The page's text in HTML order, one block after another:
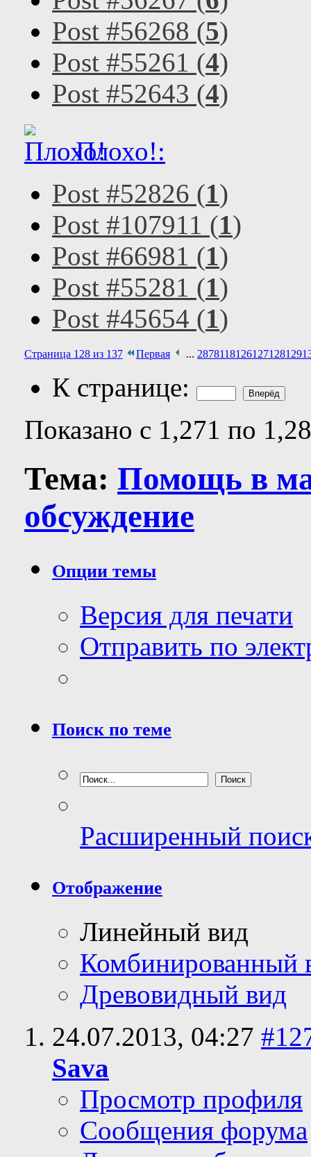
Post #56268 (5)
Post #55261 (4)
Post #52643 (4)
Плохо!:
Post #52826 (1)
Post #107911 (1)
Post #66981 (1)
Post #55281 (1)
Post #45654 (1)
Страница 128 из 137 Первая ... 2878118126127128129
К странице:
Показано с 1,271 по
Тема: Помощь в
обсуждение
Опции темы
Версия для печати
Отправить по
Поиск по теме
Расширенный
Отображение
Линейный вид
Комбинированный
Древовидный вид
24.07.2013, 04:27
Sava
Просмотр профиля
Сообщения форума